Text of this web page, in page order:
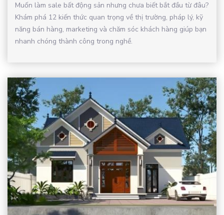
Muốn làm sale bất động sản nhưng chưa biết bắt đầu từ đâu?
Khám phá 12 kiến thức quan trọng về thị trường, pháp lý, kỹ
năng bán hàng, marketing và chăm sóc khách hàng giúp bạn
nhanh chóng thành công trong nghề.